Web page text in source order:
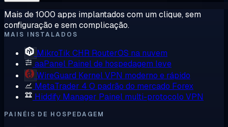
Mais de 1000 apps implantados com um clique, sem
configuração e sem complicação.
MAIS INSTALADOS
MikroTik CHR RouterOS na nuvem
aaPanel Painel de hospedagem leve
WireGuard Kernel VPN moderno e rápido
MetaTrader 4 O padrão do mercado Forex
Hiddify Manager Painel multi-protocolo VPN
PAINÉIS DE HOSPEDAGEM